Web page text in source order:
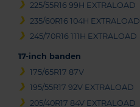
225/55R16 99H EXTRALOAD
235/60R16 104H EXTRALOAD
245/70R16 111H EXTRALOAD
17-inch banden
175/65R17 87V
195/55R17 92V EXTRALOAD
205/40R17 84V EXTRALOAD